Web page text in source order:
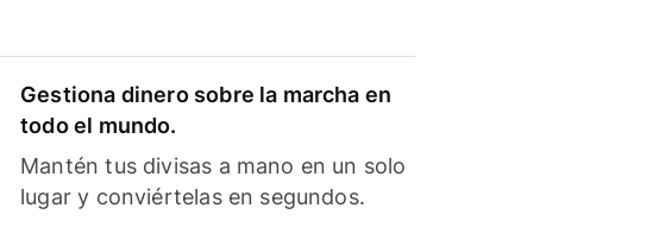
Gestiona dinero sobre la marcha en
todo el mundo.
Mantén tus divisas a mano en un solo
lugar y conviértelas en segundos.